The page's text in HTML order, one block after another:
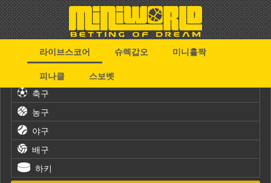
라이브스코어 슈렉갑오
미니홀짝
피나클
스보벳
축구
농구
야구
배구
하키